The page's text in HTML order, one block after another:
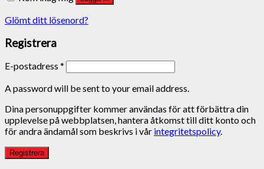
Glömt ditt lösenord?
Registrera
E-postadress *
A password will be sent to your email address.
Dina personuppgifter kommer användas för att förbättra din
upplevelse på webbplatsen, hantera åtkomst till ditt konto och
för andra ändamål som beskrivs i vår integritetspolicy.
Registrera